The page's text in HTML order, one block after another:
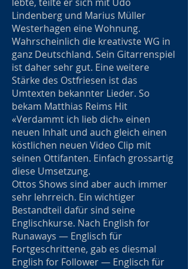
Lindenberg und Marius Müller
Westerhagen eine Wohnung.
Wahrscheinlich die kreativste WG in
ganz Deutschland. Sein Gitarrenspiel
ist daher sehr gut. Eine weitere
Stärke des Ostfriesen ist das
Umtexten bekannter Lieder. So
bekam Matthias Reims Hit
«Verdammt ich lieb dich» einen
neuen Inhalt und auch gleich einen
köstlichen neuen Video Clip mit
seinen Ottifanten. Einfach grossartig
diese Umsetzung.
Ottos Shows sind aber auch immer
sehr lehrreich. Ein wichtiger
Bestandteil dafür sind seine
Englischkurse. Nach English for
Runaways — Englisch für
Fortgeschrittene, gab es diesmal
English for Follower — Englisch für